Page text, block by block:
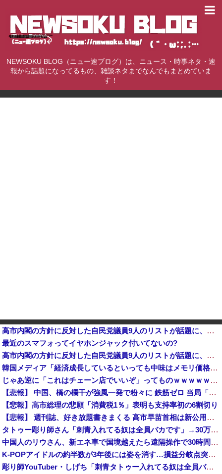
NEWSOKU BLOG（ニュー速ブログ）は、ニュース・時事ネタ・速
報から話題になってるもの、雑談ネタまでなんでもまとめていま
す！
高市内閣の方針に反対した自民党議員9人のリストが話題に、「岩屋はどこへ行った？」との指摘もあるが……他
最近のスマフォってイヤホンジャック付いてないの?
高市内閣の方針に反対した自民党議員9人のリストが話題に、「岩屋はどこへ行った？」との指摘もあるが……
韓国メディア「経済成長しているといっても中味はメモリ価格だけ。雇用増加見通しが半減してしまった」……韓国の内需不況は根強い状況っすね
じゃあ逆に「これはチェーン店でいいぞ」ってものｗｗｗｗｗｗｗｗ
【悲報】 中国、橋の欄干が強風一発で粉々に 鉄筋ゼロ 当局「接着剤でくっつけただけ」「正常で、品質問題はない」
【悲報】高市総理の悲願「消費税1％」表明も支持率初の6割切り
【悲報】 週刊誌、好き放題書きまくる 高市早苗首相は新公用車の贅を尽くした後部座席でたばこを吸うのが至福の時間「どんどん延びる乗車時間」
タトゥー彫り師さん「刺青入れてる奴は全員バカです」→30万再生ｗｗｗｗｗｗ
中国人のリウさん、新エネ車で国境越えたら遠隔操作で30時間ロックされる！
K-POPアイドルの約半数が3年後には姿を消す…損益分岐点突破は4％未満
彫り師YouTuber・しげち「刺青タトゥー入れてる奴は全員バカです」「すごい民度低い」「5000円好きなんすよ、バカって」